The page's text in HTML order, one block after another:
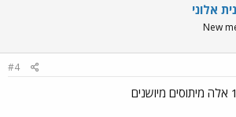
אלוני
New
#4